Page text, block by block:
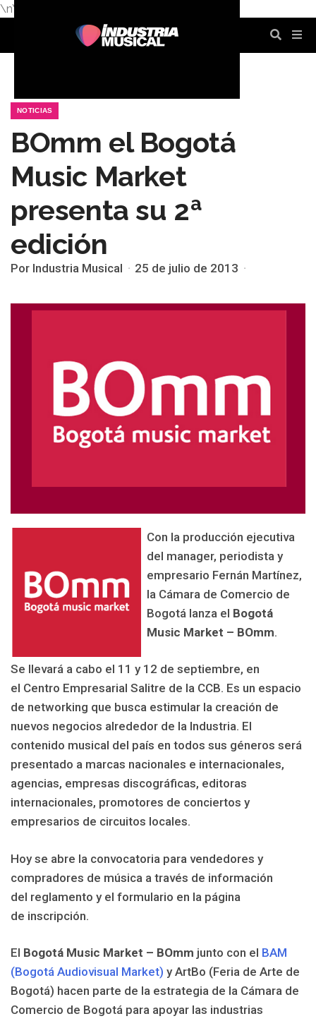
\n\n
NOTICIAS
BOmm el Bogotá
Music Market
presenta su 2ª
edición
Por Industria Musical 25 de julio de 2013
Con la producción ejecutiva
del manager, periodista y
empresario Fernán Martínez,
la Cámara de Comercio de
Bogotá lanza el Bogotá
Music Market – BOmm.
Se llevará a cabo el 11 y 12 de septiembre, en
el Centro Empresarial Salitre de la CCB. Es un espacio
de networking que busca estimular la creación de
nuevos negocios alrededor de la Industria. El
contenido musical del país en todos sus géneros será
presentado a marcas nacionales e internacionales,
agencias, empresas discográficas, editoras
internacionales, promotores de conciertos y
empresarios de circuitos locales.
Hoy se abre la convocatoria para vendedores y
compradores de música a través de información
del reglamento y el formulario en la página
de inscripción.
El Bogotá Music Market – BOmm junto con el BAM
(Bogotá Audiovisual Market) y ArtBo (Feria de Arte de
Bogotá) hacen parte de la estrategia de la Cámara de
Comercio de Bogotá para apoyar las industrias